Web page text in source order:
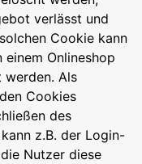
verlässt und
Cookie kann
einem Onlineshop
Als
Cookies
des
z.B. der Login-
Nutzer diese